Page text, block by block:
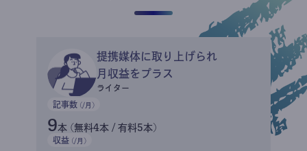
提携媒体に取り上げられ
月収益をプラス
ライター
記事数 (/月)
9本 (無料4本 / 有料5本)
収益 (/月)